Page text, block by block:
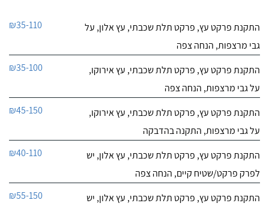
התקנת פרקט עץ, פרקט תלת שכבתי, עץ אלון, על
גבי מרצפות, הנחה צפה
₪35-110
התקנת פרקט עץ, פרקט תלת שכבתי, עץ אירוקו,
על גבי מרצפות, הנחה צפה
₪35-100
התקנת פרקט עץ, פרקט תלת שכבתי, עץ אירוקו,
על גבי מרצפות, התקנה בהדבקה
₪45-150
התקנת פרקט עץ, פרקט תלת שכבתי, עץ אלון, יש
לפרק פרקט/שטיח קיים, הנחה צפה
₪40-110
התקנת פרקט עץ, פרקט תלת שכבתי, עץ אלון, יש
₪55-150